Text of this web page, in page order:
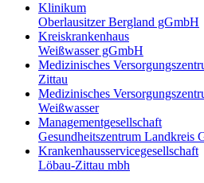
Klinikum
Oberlausitzer Bergland gGmbH
Kreiskrankenhaus
Weißwasser gGmbH
Medizinisches
Zittau
Medizinisches
Weißwasser
Managementgesellschaft
Gesundheitszentrum Landkreis
Krankenhausservicegesellschaft
Löbau-Zittau mbh